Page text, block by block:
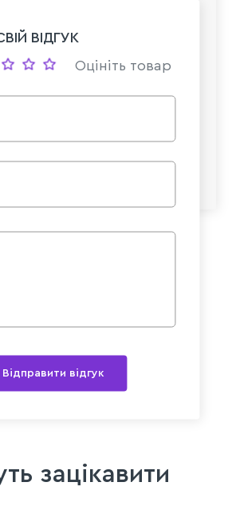
ВІДГУК
Оцініть товар
Відправити відгук
зацікавити